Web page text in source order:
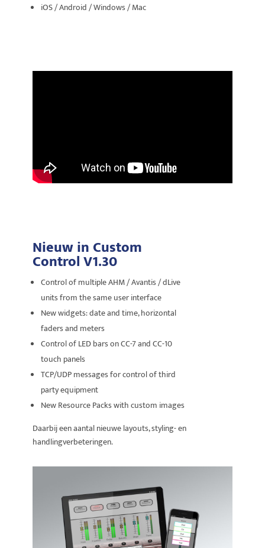
iOS / Android / Windows / Mac
Nieuw in Custom
Control V1.30
Control of multiple AHM / Avantis / dLive
units from the same user interface
New widgets: date and time, horizontal
faders and meters
Control of LED bars on CC-7 and CC-10
touch panels
TCP/UDP messages for control of third
party equipment
New Resource Packs with custom images
Daarbij een aantal nieuwe layouts, styling- en
handlingverbeteringen.